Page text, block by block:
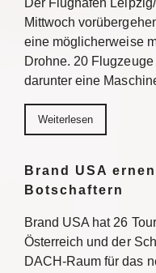
Der Flughafen
Mittwoch
eine möglicherweise
Drohne. 20
darunter eine
Weiterlesen
Brand USA
Botschaftern
Brand USA hat 26
Österreich und der
DACH-Raum für das